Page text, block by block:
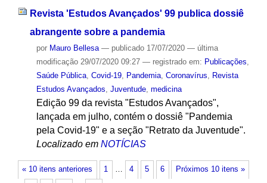
Revista 'Estudos Avançados' 99 publica dossiê
abrangente sobre a pandemia
por Mauro Bellesa — publicado17/07/2020 — última
modificação29/07/2020 09:27 — registrado em: Publicações,
Saúde Pública, Covid-19, Pandemia, Coronavírus, Revista
Estudos Avançados, Juventude, medicina
Edição 99 da revista "Estudos Avançados",
lançada em julho, contém o dossiê "Pandemia
pela Covid-19" e a seção "Retrato da Juventude".
Localizado em NOTÍCIAS
« 10 itens anteriores Próximos 10 itens »
1 … 4 5 6